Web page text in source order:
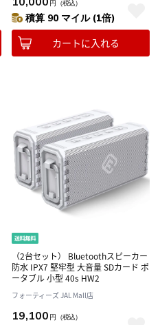
円 （税込）
積算 90 マイル (1倍)
カートに入れる
（2台セット） Bluetoothスピーカー
防水 IPX7 堅牢型 大音量 SDカード ポ
ータブル 小型 40s HW2
フォーティーズ JAL Mall店
19,100 円 （税込）